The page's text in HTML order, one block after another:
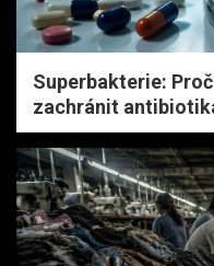
Superbakterie:
zachránit